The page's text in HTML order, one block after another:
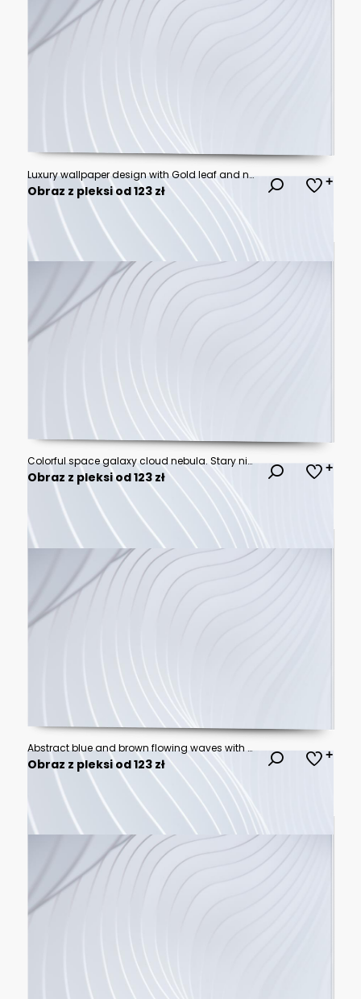
Luxury wallpaper design with Gold leaf and natural background. Leaves line arts design for fabric, prints and background texture, Vector illustration.
Obraz z pleksi od 123 zł
Colorful space galaxy cloud nebula. Stary night cosmos. Universe science astronomy. Supernova background wallpaper
Obraz z pleksi od 123 zł
Abstract blue and brown flowing waves with soft motion blur effect for modern digital background, elegant liquid texture for website banner or presentation
Obraz z pleksi od 123 zł